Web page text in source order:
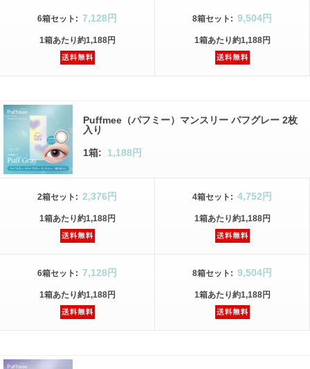
6箱セット : 7,128円
1箱あたり約1,188円
8箱セット : 9,504円
1箱あたり約1,188円
Puffmee（パフミー）マンスリー パフグレー 2枚
入り
1箱: 1,188円
2箱セット : 2,376円
1箱あたり約1,188円
4箱セット : 4,752円
1箱あたり約1,188円
6箱セット : 7,128円
1箱あたり約1,188円
8箱セット : 9,504円
1箱あたり約1,188円